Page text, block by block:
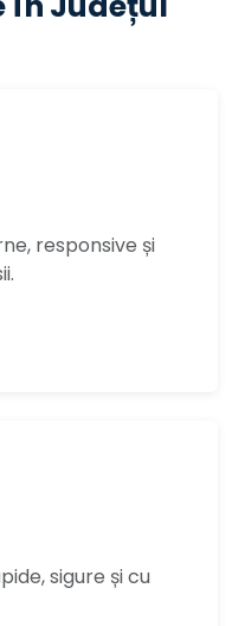
responsive și
sigure și cu